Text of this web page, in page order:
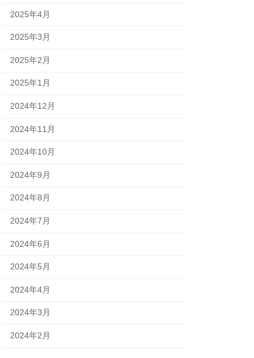
2025年4月
2025年3月
2025年2月
2025年1月
2024年12月
2024年11月
2024年10月
2024年9月
2024年8月
2024年7月
2024年6月
2024年5月
2024年4月
2024年3月
2024年2月